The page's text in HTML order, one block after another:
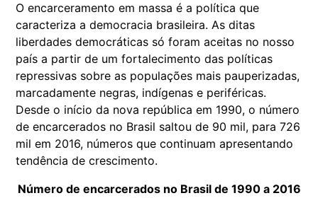
O encarceramento em massa é a política que
caracteriza a democracia brasileira. As ditas
liberdades democráticas só foram aceitas no nosso
país a partir de um fortalecimento das políticas
repressivas sobre as populações mais pauperizadas,
marcadamente negras, indígenas e periféricas.
Desde o início da nova república em 1990, o número
de encarcerados no Brasil saltou de 90 mil, para 726
mil em 2016, números que continuam apresentando
tendência de crescimento.
Número de encarcerados no Brasil de 1990 a 2016